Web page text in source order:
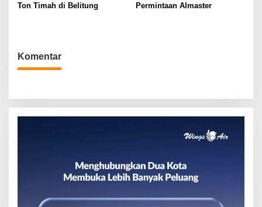
Ton Timah di Belitung Permintaan Almaster
Komentar